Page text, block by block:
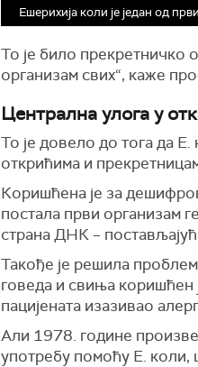
Ешерихија коли је један од
То је било прекретничко
организам свих“, каже
Централна улога у
То је довело до тога да
открићима и
Коришћена је за
постала први организам
страна ДНК –
Такође је решила
говеда и свиња коришћен
пацијената изазивао
Али 1978. године
употребу помоћу E. коли,